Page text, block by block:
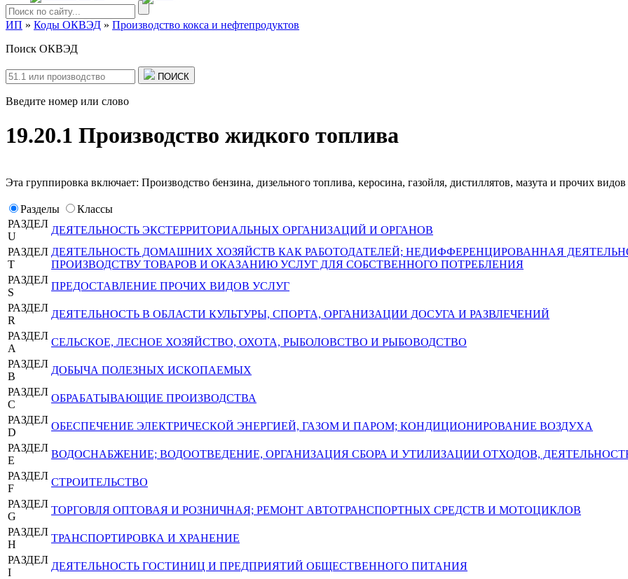
ИП » Коды ОКВЭД » Производство кокса и нефтепродуктов
Поиск ОКВЭД
ПОИСК
Введите номер или слово
19.20.1 Производство жидкого топлива
Эта группировка включает: Производство бензина, дизельного топлива, керосина, газойля, дистиллятов, мазута и прочих
Разделы
Классы
РАЗДЕЛ
U
ДЕЯТЕЛЬНОСТЬ ЭКСТЕРРИТОРИАЛЬНЫХ ОРГАНИЗАЦИЙ И ОРГАНОВ
РАЗДЕЛ
T
ДЕЯТЕЛЬНОСТЬ ДОМАШНИХ ХОЗЯЙСТВ КАК РАБОТОДАТЕЛЕЙ; НЕДИФФЕРЕНЦИРОВАННАЯ
ПРОИЗВОДСТВУ ТОВАРОВ И ОКАЗАНИЮ УСЛУГ ДЛЯ СОБСТВЕННОГО ПОТРЕБЛЕНИЯ
РАЗДЕЛ
S
ПРЕДОСТАВЛЕНИЕ ПРОЧИХ ВИДОВ УСЛУГ
РАЗДЕЛ
R
ДЕЯТЕЛЬНОСТЬ В ОБЛАСТИ КУЛЬТУРЫ, СПОРТА, ОРГАНИЗАЦИИ ДОСУГА И РАЗВЛЕЧЕНИЙ
РАЗДЕЛ
A
СЕЛЬСКОЕ, ЛЕСНОЕ ХОЗЯЙСТВО, ОХОТА, РЫБОЛОВСТВО И РЫБОВОДСТВО
РАЗДЕЛ
B
ДОБЫЧА ПОЛЕЗНЫХ ИСКОПАЕМЫХ
РАЗДЕЛ
C
ОБРАБАТЫВАЮЩИЕ ПРОИЗВОДСТВА
РАЗДЕЛ
D
ОБЕСПЕЧЕНИЕ ЭЛЕКТРИЧЕСКОЙ ЭНЕРГИЕЙ, ГАЗОМ И ПАРОМ; КОНДИЦИОНИРОВАНИЕ ВОЗДУХА
РАЗДЕЛ
E
ВОДОСНАБЖЕНИЕ; ВОДООТВЕДЕНИЕ, ОРГАНИЗАЦИЯ СБОРА И УТИЛИЗАЦИИ ОТХОДОВ,
РАЗДЕЛ
F
СТРОИТЕЛЬСТВО
РАЗДЕЛ
G
ТОРГОВЛЯ ОПТОВАЯ И РОЗНИЧНАЯ; РЕМОНТ АВТОТРАНСПОРТНЫХ СРЕДСТВ И МОТОЦИКЛОВ
РАЗДЕЛ
H
ТРАНСПОРТИРОВКА И ХРАНЕНИЕ
РАЗДЕЛ
I
ДЕЯТЕЛЬНОСТЬ ГОСТИНИЦ И ПРЕДПРИЯТИЙ ОБЩЕСТВЕННОГО ПИТАНИЯ